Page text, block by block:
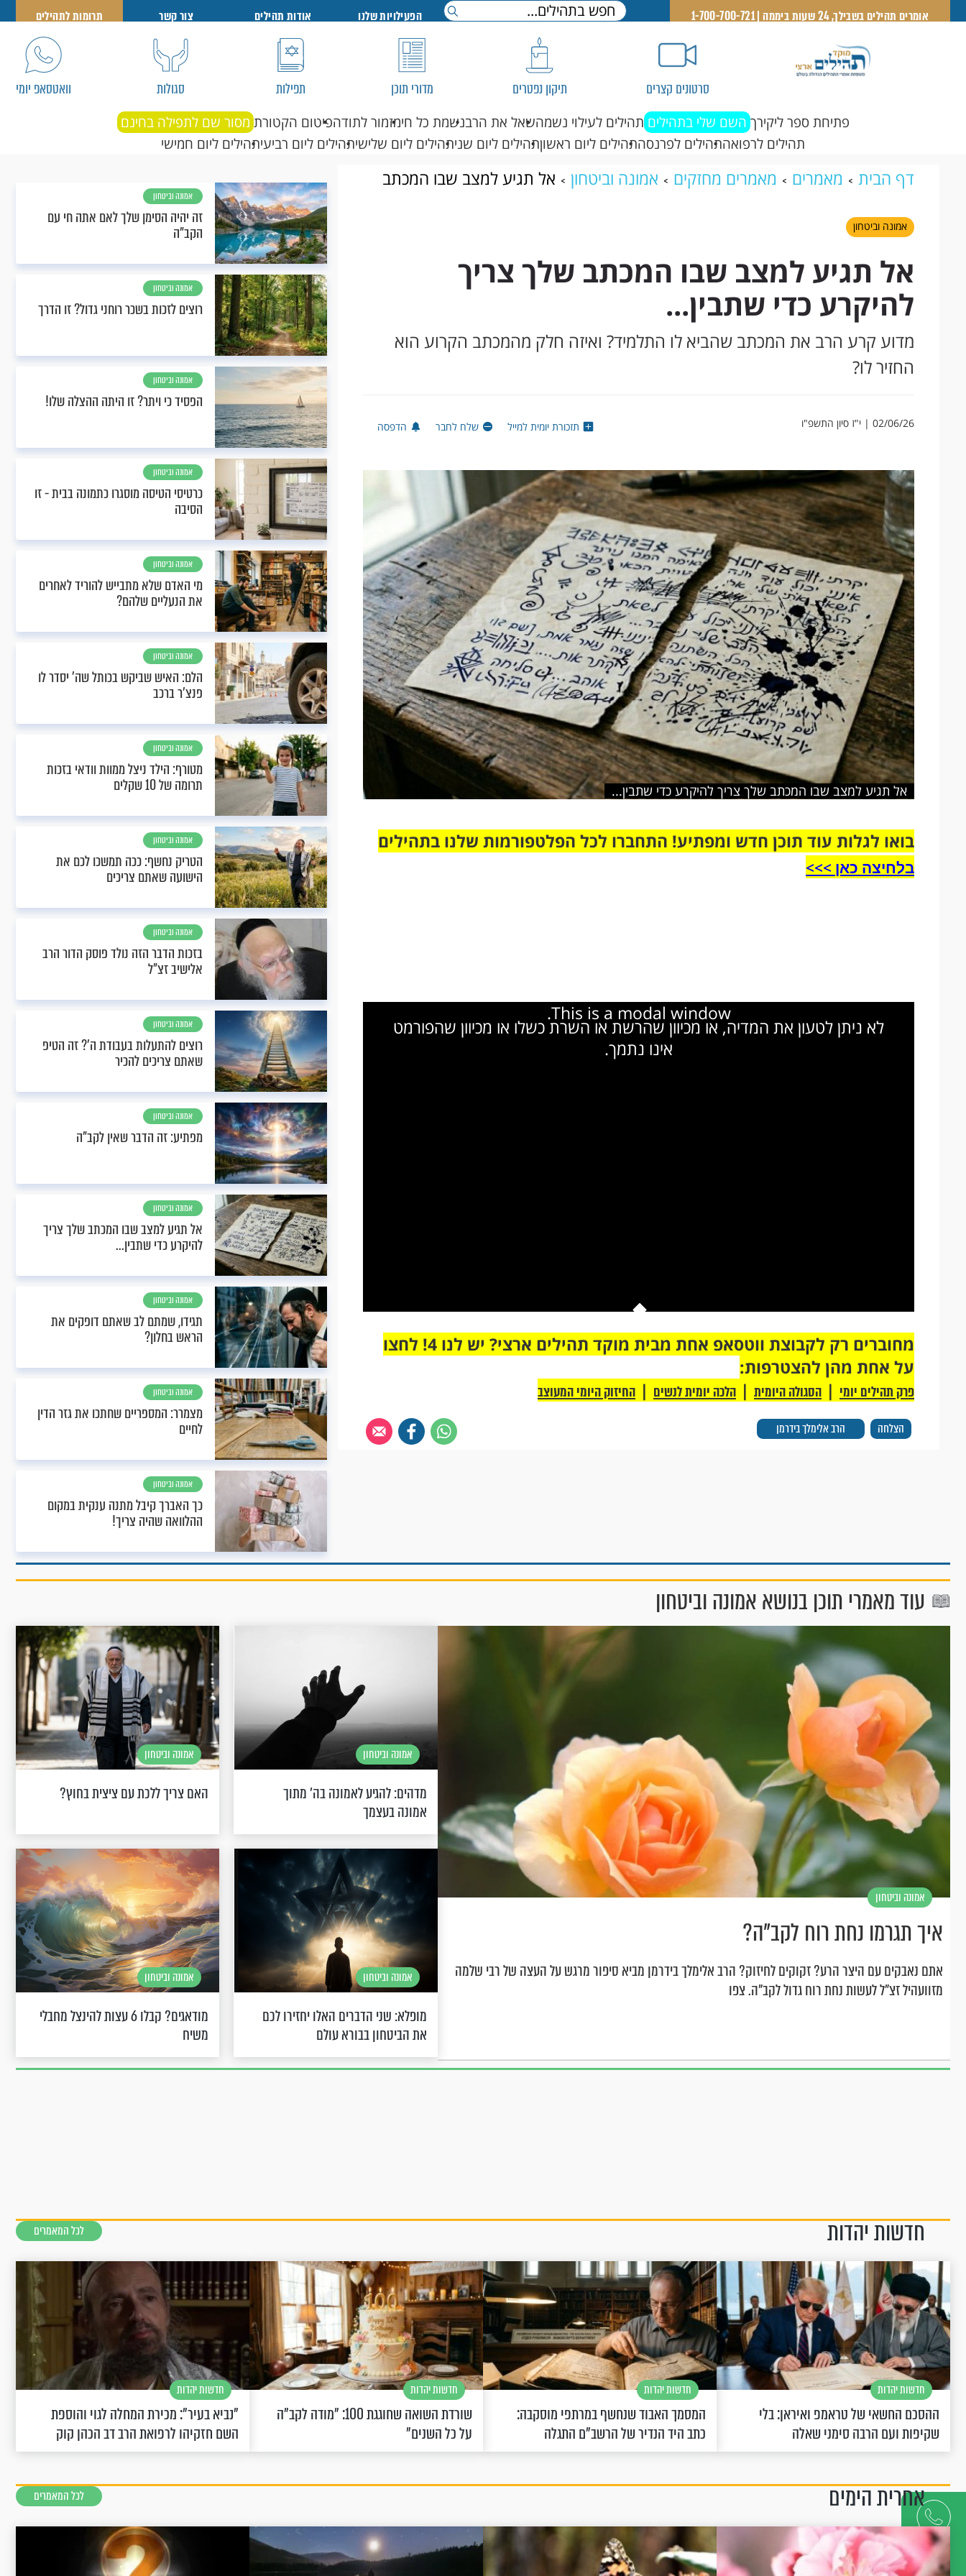
דברו
איתנו
אומרים תהילים בשבילך, 24 שעות ביממה | 1-700-700-721 הפעילויות שלנו אודות תהילים צור קשר תרומות לתהילים
סרטונים קצרים תיקון נפטרים מדורי תוכן תפילות סגולות וואטסאפ יומי
פתיחת ספר ליקירך השם שלי בתהילים תהילים לעילוי נשמהשאל את הרבנשמת כל חימזמור לתודהפיטום הקטורת מסור שם לתפילה בחינם
תהילים לרפואהתהילים לפרנסהתהילים ליום ראשוןתהילים ליום שניתהילים ליום שלישיתהילים ליום רביעיתהילים ליום חמישי
דף הבית מאמרים מאמרים מחזקים אמונה וביטחון
אל תגיע למצב שבו המכתב
שלך צריך להיקרע כדי שתבין...
אמונה וביטחון
אל תגיע למצב שבו המכתב שלך צריך
להיקרע כדי שתבין...
מדוע קרע הרב את המכתב שהביא לו התלמיד? ואיזה חלק מהמכתב הקרוע הוא
החזיר לו?
02/06/26 | י"ז סיון התשפ"ו תזכורת יומית למייל שלח לחבר הדפסה
אל תגיע למצב שבו המכתב שלך צריך להיקרע כדי שתבין...
בואו לגלות עוד תוכן חדש ומפתיע! התחברו לכל הפלטפורמות שלנו בתהילים
בלחיצה כאן >>>​
This is a modal window.
לא ניתן לטעון את המדיה, או מכיוון שהרשת או השרת כשלו או מכיוון שהפורמט
אינו נתמך.
הצלחה הרב אלימלך בידרמן
מחוברים רק לקבוצת ווטסאפ אחת מבית מוקד תהילים ארצי? יש לנו 4! לחצו
על אחת מהן להצטרפות:
פרק תהילים יומי | הסגולה היומית | הלכה יומית לנשים | החיזוק היומי המעוצב
אמונה וביטחון
זה יהיה הסימן שלך לאם אתה חי עם
הקב"ה
אמונה וביטחון
רוצים לזכות בשכר רוחני גדול? זו הדרך
אמונה וביטחון
הפסיד כי ויתר? זו היתה ההצלה שלו!
אמונה וביטחון
כרטיסי הטיסה מוסגרו כתמונה בבית - זו
הסיבה
אמונה וביטחון
מי האדם שלא מתבייש להוריד לאחרים
את הנעליים שלהם?
אמונה וביטחון
הלם: האיש שביקש בכותל שה' יסדר לו
פנצ'ר ברכב
אמונה וביטחון
מטורף: הילד ניצל ממוות וודאי בזכות
תרומה של 10 שקלים
אמונה וביטחון
הטריק נחשף: ככה תמשכו לכם את
הישועה שאתם צריכים
אמונה וביטחון
בזכות הדבר הזה נולד פוסק הדור הרב
אלישיב זצ"ל
אמונה וביטחון
רוצים להתעלות בעבודת ה'? זה הטיפ
שאתם צריכים להכיר
אמונה וביטחון
מפתיע: זה הדבר שאין לקב"ה
אמונה וביטחון
אל תגיע למצב שבו המכתב שלך צריך
להיקרע כדי שתבין...
אמונה וביטחון
תגידו, שמתם לב שאתם דופקים את
הראש בחלון?
אמונה וביטחון
מצמרר: המספריים שחתכו את גזר הדין
לחיים
אמונה וביטחון
כך האברך קיבל מתנה ענקית במקום
ההלוואה שהיה צריך!
עוד מאמרי תוכן בנושא אמונה וביטחון
אמונה וביטחון
איך תגרמו נחת רוח לקב"ה?
אתם נאבקים עם היצר הרע? זקוקים לחיזוק? הרב אלימלך בידרמן מביא סיפור מרגש על העצה של רבי שלמה
מזוועהיל זצ"ל לעשות נחת רוח גדול לקב"ה. צפו
אמונה וביטחון
מדהים: להגיע לאמונה בה' מתוך
אמונה בעצמך
אמונה וביטחון
האם צריך ללכת עם ציצית בחוץ?
אמונה וביטחון
מופלא: שני הדברים האלו יחזירו לכם
את הביטחון בבורא עולם
אמונה וביטחון
מודאגים? קבלו 6 עצות להינצל מחבלי
משיח
חדשות יהדות לכל המאמרים
חדשות יהדות
ההסכם החשאי של טראמפ ואיראן: בלי
שקיפות ועם הרבה סימני שאלה
חדשות יהדות
המסמך האבוד שנחשף במרתפי מוסקבה:
כתב היד הנדיר של הרשב"ם התגלה
חדשות יהדות
שורדת השואה שחוגגת 100: "מודה לקב"ה
על כל השנים"
חדשות יהדות
"נביא בעיר": מכירת המחלה לגוי והוספת
השם חזקיהו לרפואת הרב דב הכהן קוק
אחרית הימים לכל המאמרים